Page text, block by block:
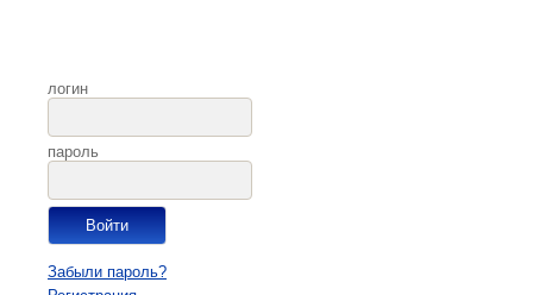
логин
пароль
Забыли пароль?